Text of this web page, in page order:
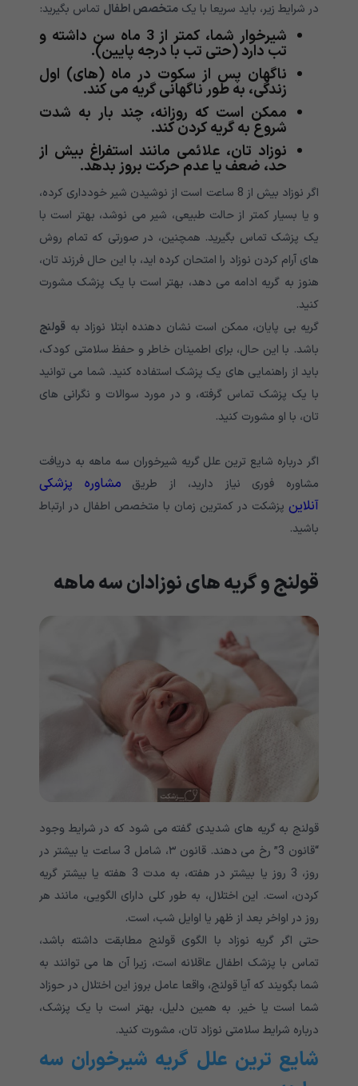
در شرایط زیر، باید سریعا با یک‌ متخصص اطفال تماس بگیرید:
شیرخوار شما، کمتر از 3 ماه سن داشته و
تب دارد (حتی تب با درجه پایین).
ناگهان پس از سکوت در ماه (های) اول
زندگی، به طور ناگهانی گریه می کند.
ممکن است که روزانه، چند بار به شدت
شروع به گریه کردن کند.
نوزاد تان، علائمی مانند استفراغ بیش از
حد، ضعف یا عدم حرکت بروز بدهد.
اگر نوزاد بیش از 8 ساعت است از نوشیدن شیر خودداری کرده،
و یا بسیار کمتر از حالت طبیعی، شیر می نوشد، بهتر‌ است با
یک پزشک تماس بگیرید. همچنین، در صورتی که تمام روش
های آرام کردن نوزاد را امتحان کرده اید، با این حال فرزند تان،
هنوز به گریه ادامه می دهد، بهتر است با یک‌ پزشک مشورت
کنید.
گریه بی پایان، ممکن است نشان دهنده ابتلا نوزاد به قولنج
باشد. با این حال، برای اطمینان خاطر و حفظ سلامتی کودک،
باید از راهنمایی های یک‌ پزشک استفاده کنید. شما می توانید
با یک پزشک تماس گرفته، و در مورد سوالات و نگرانی های
تان، با او مشورت کنید.
اگر درباره شایع ترین علل گریه شیرخوران سه ماهه به دریافت
مشاوره فوری نیاز دارید، از طریق
مشاوره پزشکی
آنلاین پزشکت در کمترین زمان با متخصص اطفال در ارتباط
باشید.
قولنج و گریه های نوزادان سه ماهه
قولنج به گریه های شدیدی گفته می شود که در شرایط وجود
“قانون 3” رخ می دهند. قانون ۳، شامل 3 ساعت یا بیشتر در
روز، 3 روز یا بیشتر در هفته، به مدت 3 هفته یا بیشتر گریه
کردن، است. این اختلال، به طور کلی دارای الگویی، مانند هر
روز در اواخر بعد از ظهر یا اوایل شب، است.
حتی اگر گریه نوزاد با الگوی قولنج مطابقت داشته باشد،
تماس با پزشک اطفال عاقلانه است، زیرا آن ها می توانند به
شما بگویند که آیا قولنج، واقعا عامل بروز این اختلال در حوزاد
شما است یا خیر. به همین دلیل، بهتر است با یک پزشک،
درباره شرایط سلامتی نوزاد تان، مشورت کنید.
شایع ترین علل گریه شیرخوران سه